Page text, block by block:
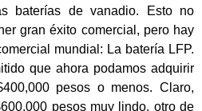
baterías de vanadio. Esto no
gran éxito comercial, pero hay
mundial: La batería LFP.
que ahora podamos adquirir
pesos o menos. Claro,
pesos muy lindo, otro de